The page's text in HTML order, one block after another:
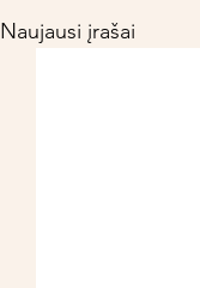
Naujausi įrašai